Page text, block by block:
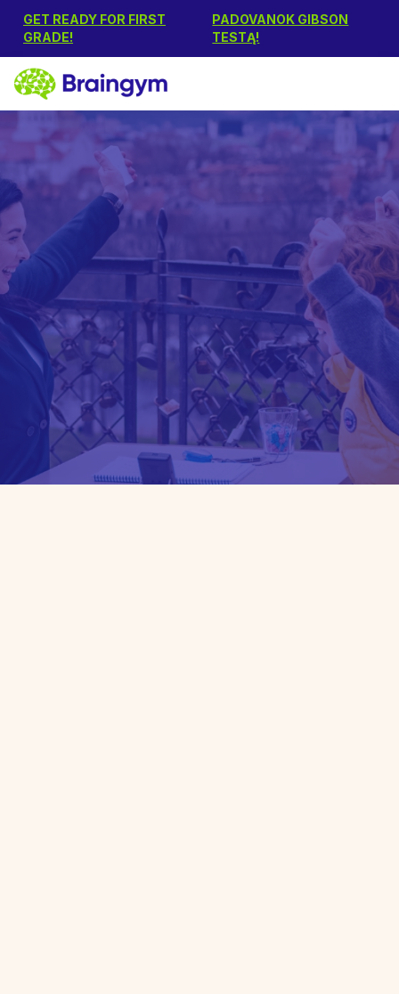
GET READY FOR FIRST
GRADE!
PADOVANOK GIBSON
TESTĄ!
2000+happy customers
Dyslexia, reading
difficulties
Sign up for a consultation